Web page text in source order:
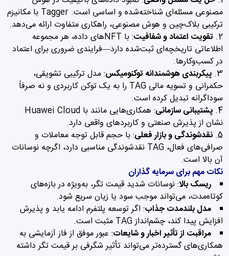
مصنوعی مسئله‌ای شناخته‌شده و اساسی است. Tagger با مکانیزم
ترکیبی بلاک‌چین و هوش مصنوعی، راهکاری متفاوت ارائه می‌دهد.
تقویت اعتماد و شفافیت
: با NFTهای داده، هر مجموعه
اطلاعاتی تاریخچه‌ای ثبت‌شده دارد—فرایندی ضروری برای اعتماد
در کسب‌وکارها.
پیکربندی هوشمندانه توکنومیکس: مدل ترکیبی تشویقی،
حکمرانی و تسویه مالی TAG را به یک توکن کاربردی و نه صرفاً
سوداگرانه تبدیل کرده است.
پشتیبانی سازمانی
: همکاری‌هایی مانند با Huawei Cloud
نشان از پذیرش صنعتی و کاربردهای واقعی دارد.
نقدشوندگی و بازار فعلی: با حجم قابل توجه معاملات و
صرافی‌های فعال، TAG نقدشوندگی مناسبی دارد، اگرچه نوسانات
آن بالا است.
نکات مهم برای سرمایه گذاران
ریسک بالا: نوسانات شدید قیمت تگر، به‌ویژه در بازه‌های
کوتاه‌مدت، می‌تواند موجب سود یا زیان سریع شود.
مدل بلندمدت جذاب: اگر توسعه پلتفرم ادامه یابد و پذیرش
افزایش پیدا کند، چشم‌انداز TAG مثبت است.
مراقبت از تأثیر اخبار و شایعات: عبور موفق از فاز آزمایشی به
همکاری‌های گسترده‌تر می‌تواند تأثیر شگرفی بر قیمت تگر داشته